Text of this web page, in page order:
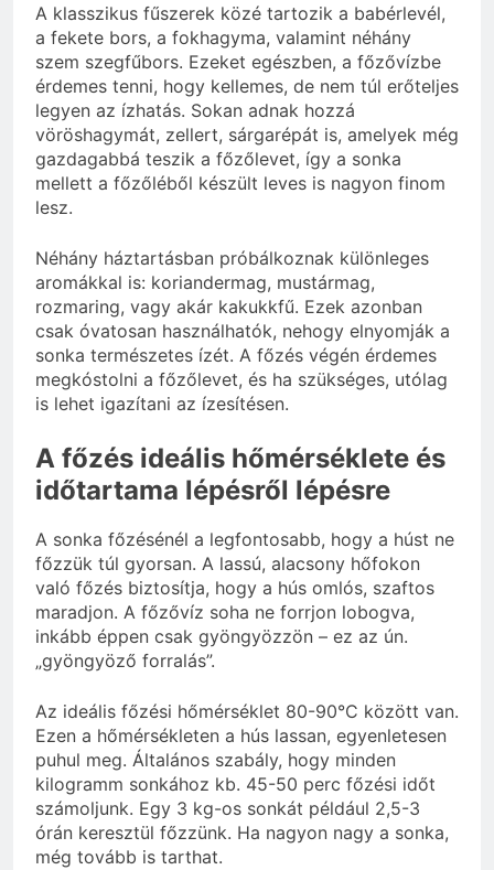
A klasszikus fűszerek közé tartozik a babérlevél,
a fekete bors, a fokhagyma, valamint néhány
szem szegfűbors. Ezeket egészben, a főzővízbe
érdemes tenni, hogy kellemes, de nem túl erőteljes
legyen az ízhatás. Sokan adnak hozzá
vöröshagymát, zellert, sárgarépát is, amelyek még
gazdagabbá teszik a főzőlevet, így a sonka
mellett a főzőléből készült leves is nagyon finom
lesz.
Néhány háztartásban próbálkoznak különleges
aromákkal is: koriandermag, mustármag,
rozmaring, vagy akár kakukkfű. Ezek azonban
csak óvatosan használhatók, nehogy elnyomják a
sonka természetes ízét. A főzés végén érdemes
megkóstolni a főzőlevet, és ha szükséges, utólag
is lehet igazítani az ízesítésen.
A főzés ideális hőmérséklete és
időtartama lépésről lépésre
A sonka főzésénél a legfontosabb, hogy a húst ne
főzzük túl gyorsan. A lassú, alacsony hőfokon
való főzés biztosítja, hogy a hús omlós, szaftos
maradjon. A főzővíz soha ne forrjon lobogva,
inkább éppen csak gyöngyözzön – ez az ún.
„gyöngyöző forralás”.
Az ideális főzési hőmérséklet 80-90°C között van.
Ezen a hőmérsékleten a hús lassan, egyenletesen
puhul meg. Általános szabály, hogy minden
kilogramm sonkához kb. 45-50 perc főzési időt
számoljunk. Egy 3 kg-os sonkát például 2,5-3
órán keresztül főzzünk. Ha nagyon nagy a sonka,
még tovább is tarthat.